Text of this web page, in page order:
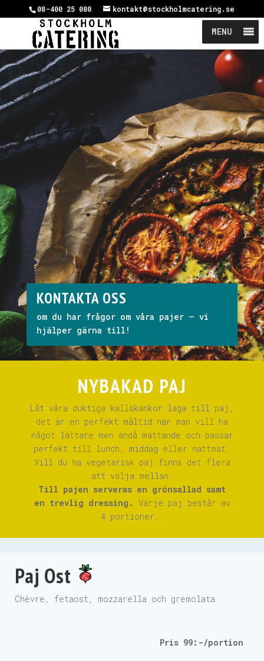
08-400 25 080 kontakt@stockholmcatering.se
MENU
KONTAKTA OSS
om du har frågor om våra pajer – vi
hjälper gärna till!
NYBAKAD PAJ
Låt våra duktiga kallskänkor laga till paj,
det är en perfekt måltid när man vill ha
något lättare men ändå mättande och passar
perfekt till lunch, middag eller nattmat.
Vill du ha vegetarisk paj finns det flera
att välja mellan.
Till pajen serveras en grönsallad samt
en trevlig dressing. Varje paj består av
4 portioner.
Paj Ost
Chèvre, fetaost, mozzarella och gremolata
Pris 99:-/portion